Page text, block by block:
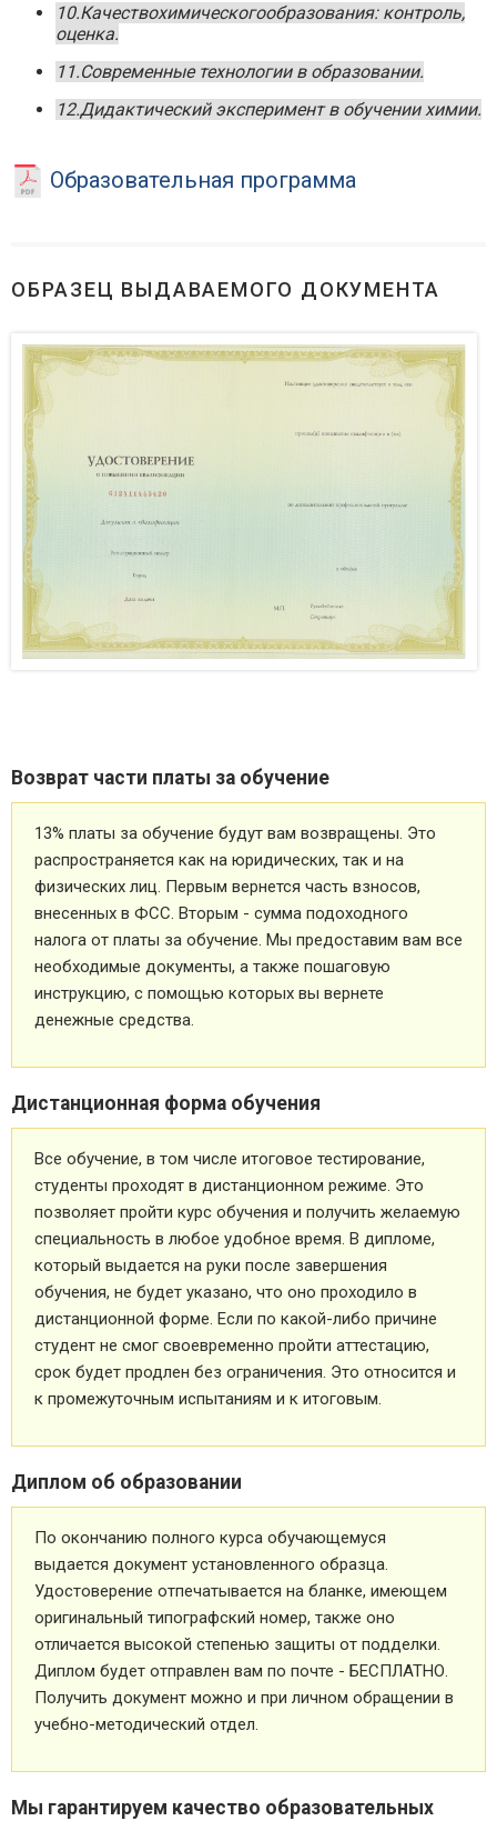
10.Качествохимическогообразования: контроль,
оценка.
11.Современные технологии в образовании.
12.Дидактический эксперимент в обучении химии.
Образовательная программа
ОБРАЗЕЦ ВЫДАВАЕМОГО ДОКУМЕНТА
Возврат части платы за обучение
13% платы за обучение будут вам возвращены. Это
распространяется как на юридических, так и на
физических лиц. Первым вернется часть взносов,
внесенных в ФСС. Вторым - сумма подоходного
налога от платы за обучение. Мы предоставим вам все
необходимые документы, а также пошаговую
инструкцию, с помощью которых вы вернете
денежные средства.
Дистанционная форма обучения
Все обучение, в том числе итоговое тестирование,
студенты проходят в дистанционном режиме. Это
позволяет пройти курс обучения и получить желаемую
специальность в любое удобное время. В дипломе,
который выдается на руки после завершения
обучения, не будет указано, что оно проходило в
дистанционной форме. Если по какой-либо причине
студент не смог своевременно пройти аттестацию,
срок будет продлен без ограничения. Это относится и
к промежуточным испытаниям и к итоговым.
Диплом об образовании
По окончанию полного курса обучающемуся
выдается документ установленного образца.
Удостоверение отпечатывается на бланке, имеющем
оригинальный типографский номер, также оно
отличается высокой степенью защиты от подделки.
Диплом будет отправлен вам по почте - БЕСПЛАТНО.
Получить документ можно и при личном обращении в
учебно-методический отдел.
Мы гарантируем качество образовательных